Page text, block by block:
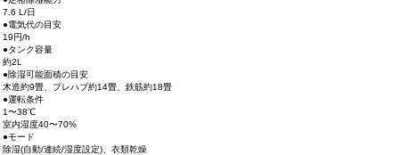
7.6 L/日
●電気代の目安
19円/h
●タンク容量
約2L
●除湿可能面積の目安
木造約9畳、プレハブ約14畳、鉄筋約18畳
●運転条件
1〜38℃
室内湿度40〜70%
●モード
除湿(自動/連続/湿度設定)、衣類乾燥